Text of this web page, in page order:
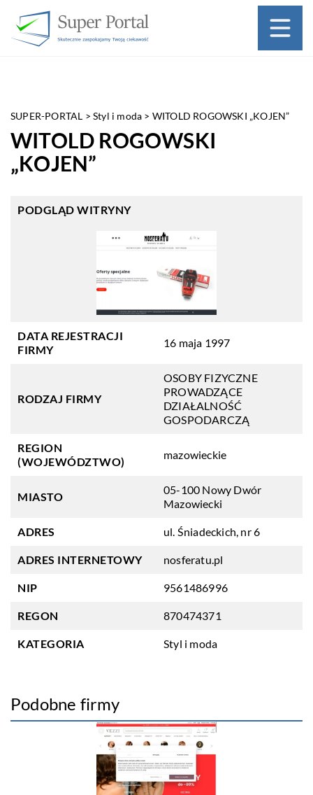
SUPER-PORTAL >Styl i moda > WITOLD ROGOWSKI „KOJEN”
WITOLD ROGOWSKI
„KOJEN”
PODGLĄD WITRYNY
DATA REJESTRACJI
FIRMY
16 maja 1997
RODZAJ FIRMY
OSOBY FIZYCZNE
PROWADZĄCE
DZIAŁALNOŚĆ
GOSPODARCZĄ
REGION
(WOJEWÓDZTWO)
mazowieckie
MIASTO
05-100 Nowy Dwór
Mazowiecki
ADRES ul. Śniadeckich, nr 6
ADRES INTERNETOWY nosferatu.pl
NIP 9561486996
REGON 870474371
KATEGORIA Styl i moda
Podobne firmy